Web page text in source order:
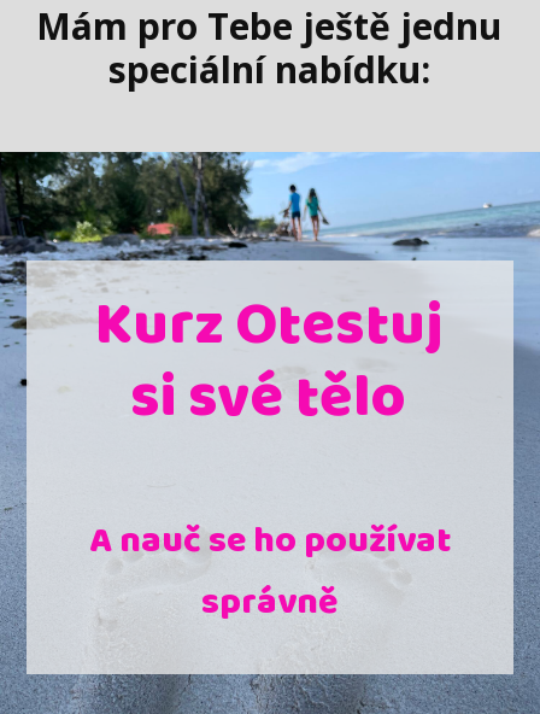
Mám pro Tebe ještě jednu
speciální nabídku:
Kurz Otestuj
si své tělo
A nauč se ho používat
správně